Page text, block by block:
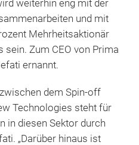
weiterhin eng mit der
und mit
Mehrheitsaktionär
sein. Zum CEO von Prima
ernannt.
dem Spin-off
Technologies steht für
in diesen Sektor durch
„Darüber hinaus ist